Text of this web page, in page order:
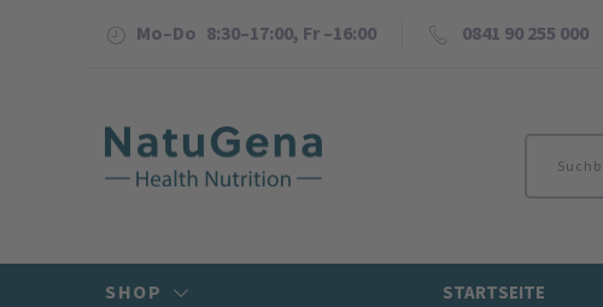
Mo–Do 8:30–17:00, Fr –16:00 0841 90 255 000
SHOP STARTSEITE